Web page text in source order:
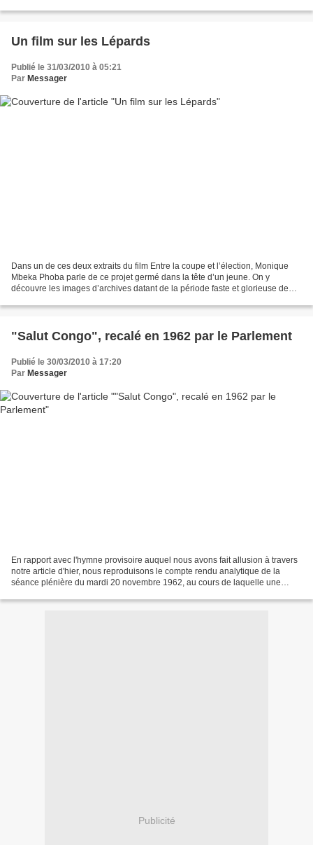
Un film sur les Lépards
Publié le 31/03/2010 à 05:21
Par Messager
Dans un de ces deux extraits du film Entre la coupe et l’élection, Monique
Mbeka Phoba parle de ce projet germé dans la tête d’un jeune. On y
découvre les images d’archives datant de la période faste et glorieuse de
"Salut Congo", recalé en 1962 par le Parlement
Publié le 30/03/2010 à 17:20
Par Messager
En rapport avec l'hymne provisoire auquel nous avons fait allusion à travers
notre article d'hier, nous reproduisons le compte rendu analytique de la
séance plénière du mardi 20 novembre 1962, au cours de laquelle une
Publicité